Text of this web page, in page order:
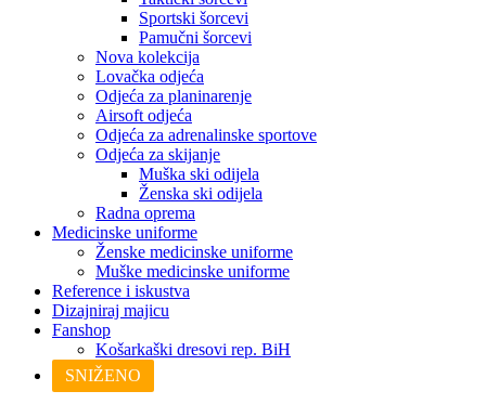
Sportski šorcevi
Pamučni šorcevi
Nova kolekcija
Lovačka odjeća
Odjeća za planinarenje
Airsoft odjeća
Odjeća za adrenalinske sportove
Odjeća za skijanje
Muška ski odijela
Ženska ski odijela
Radna oprema
Medicinske uniforme
Ženske medicinske uniforme
Muške medicinske uniforme
Reference i iskustva
Dizajniraj majicu
Fanshop
Košarkaški dresovi rep. BiH
SNIŽENO